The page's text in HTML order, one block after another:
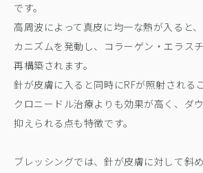
です。
高周波によって真皮に均一な熱が入ると
カニズムを発動し、コラーゲン・エラス
再構築されます。
針が皮膚に入ると同時にRFが照射される
クロニードル治療よりも効果が高く、ダ
抑えられる点も特徴です。
ブレッシングでは、針が皮膚に対して斜